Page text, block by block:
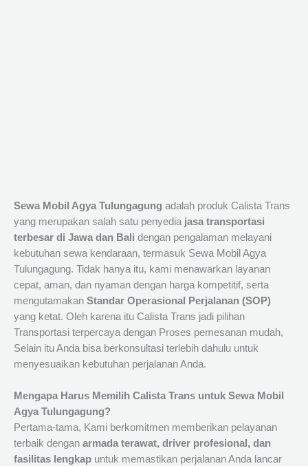
Sewa Mobil Agya Tulungagung adalah produk Calista Trans
yang merupakan salah satu penyedia jasa transportasi
terbesar di Jawa dan Bali dengan pengalaman melayani
kebutuhan sewa kendaraan, termasuk Sewa Mobil Agya
Tulungagung. Tidak hanya itu, kami menawarkan layanan
cepat, aman, dan nyaman dengan harga kompetitif, serta
mengutamakan Standar Operasional Perjalanan (SOP)
yang ketat. Oleh karena itu Calista Trans jadi pilihan
Transportasi terpercaya dengan Proses pemesanan mudah,
Selain itu Anda bisa berkonsultasi terlebih dahulu untuk
menyesuaikan kebutuhan perjalanan Anda.
Mengapa Harus Memilih Calista Trans untuk Sewa Mobil
Agya Tulungagung?
Pertama-tama, Kami berkomitmen memberikan pelayanan
terbaik dengan armada terawat, driver profesional, dan
fasilitas lengkap untuk memastikan perjalanan Anda lancar